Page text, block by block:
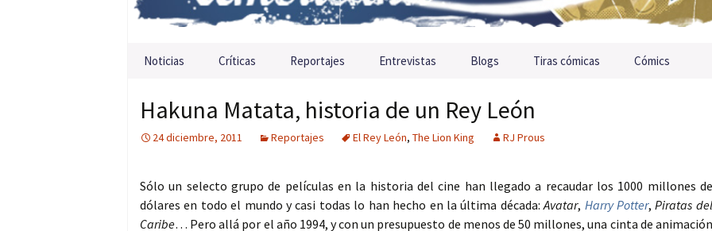
Saltar al contenido
Noticias Críticas Reportajes Entrevistas Blogs Tiras cómicas Cómics
Hakuna Matata, historia de un Rey León
24 diciembre, 2011 Reportajes El Rey León, The Lion King RJ Prous
Sólo un selecto grupo de películas en la historia del cine han llegado a recaudar los 1000 millones de
dólares en todo el mundo y casi todas lo han hecho en la última década:Avatar, Harry Potter,Piratas del
Caribe… Pero allá por el año 1994, y con un presupuesto de menos de 50 millones, una cinta de animación